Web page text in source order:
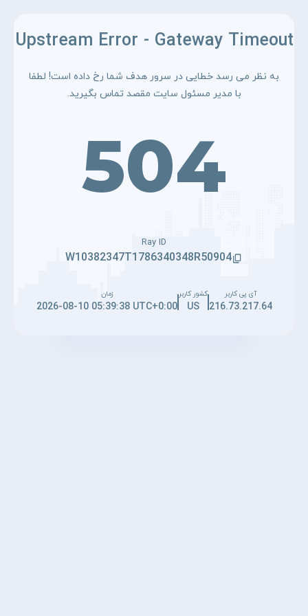
Upstream Error - Gateway Timeout
به نظر می رسد خطایی در سرور هدف شما رخ داده است! لطفا
با مدیر مسئول سایت مقصد تماس بگیرید.
504
Ray ID
W10382347T1786340348R50904
آی پی کاربر
216.73.217.64
کشور کاربر
US
زمان
2026-08-10 05:39:38 UTC+0:00